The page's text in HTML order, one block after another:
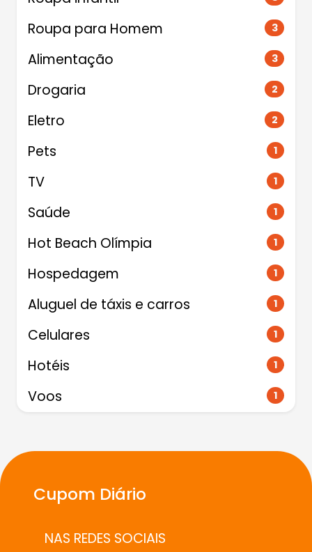
Roupa para Homem 3
Alimentação 3
Drogaria 2
Eletro 2
Pets 1
TV 1
Saúde 1
Hot Beach Olímpia 1
Hospedagem 1
Aluguel de táxis e carros 1
Celulares 1
Hotéis 1
Voos 1
Cupom Diário
NAS REDES SOCIAIS